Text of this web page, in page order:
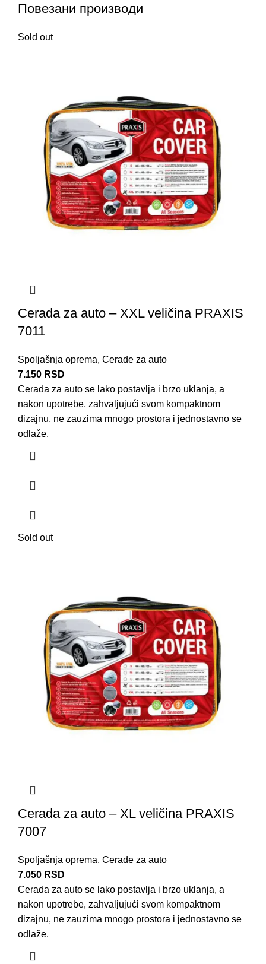
Повезани производи
Sold out
Cerada za auto – XXL veličina PRAXIS
7011
Spoljašnja oprema, Cerade za auto
7.150 RSD
Cerada za auto se lako postavlja i brzo uklanja, a
nakon upotrebe, zahvaljujući svom kompaktnom
dizajnu, ne zauzima mnogo prostora i jednostavno se
odlaže.
Sold out
Cerada za auto – XL veličina PRAXIS
7007
Spoljašnja oprema, Cerade za auto
7.050 RSD
Cerada za auto se lako postavlja i brzo uklanja, a
nakon upotrebe, zahvaljujući svom kompaktnom
dizajnu, ne zauzima mnogo prostora i jednostavno se
odlaže.